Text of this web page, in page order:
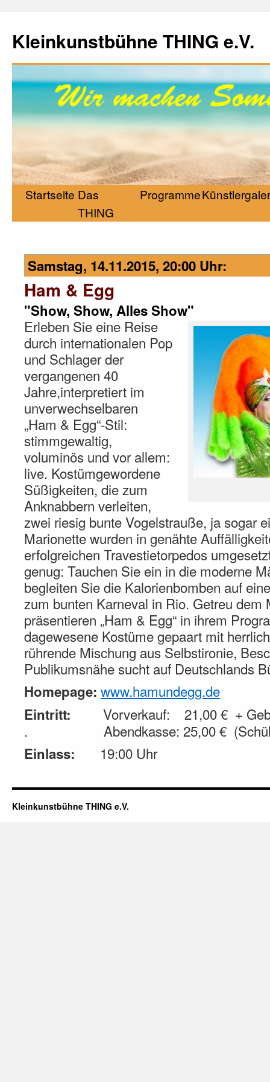
Kleinkunstbühne THING e.V.
Startseite Das
THING
Programme
Samstag, 14.11.2015, 20:00 Uhr:
Ham & Egg
"Show, Show, Alles Show"
Erleben Sie eine Reise
durch internationalen Pop
und Schlager der
vergangenen 40
Jahre,interpretiert im
unverwechselbaren
„Ham & Egg“-Stil:
stimmgewaltig,
voluminös und vor allem:
live. Kostümgewordene
Süßigkeiten, die zum
Anknabbern verleiten,
zwei riesig bunte Vogelstrauße, ja sogar
Marionette wurden in genähte
erfolgreichen Travestietorpedos
genug: Tauchen Sie ein in die moderne
begleiten Sie die Kalorienbomben auf
zum bunten Karneval in Rio. Getreu dem
präsentieren „Ham & Egg“ in ihrem
dagewesene Kostüme gepaart mit
rührende Mischung aus Selbstironie,
Publikumsnähe sucht auf Deutschlands
Homepage: www.hamundegg.de
Eintritt: Vorverkauf: 21,00 € +
. Abendkasse: 25,00 €
Einlass: 19:00 Uhr
Kleinkunstbühne THING e.V.